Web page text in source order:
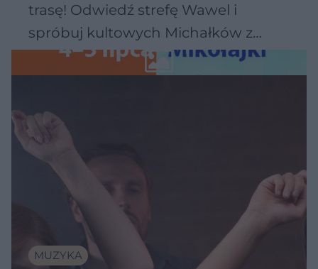
trasę! Odwiedź strefę Wawel i
spróbuj kultowych Michałków z
Wawelu
MUZYKA